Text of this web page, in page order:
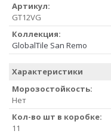
Артикул:
GT12VG
Коллекция:
GlobalTile San Remo
Характеристики
Морозостойкость:
Нет
Кол-во шт в коробке:
11